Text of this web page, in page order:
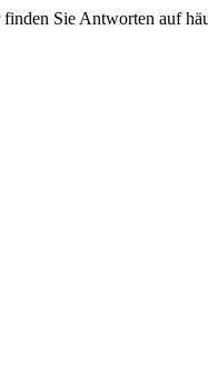
Sie Antworten auf